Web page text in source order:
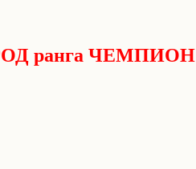
ранга ЧЕМПИОН